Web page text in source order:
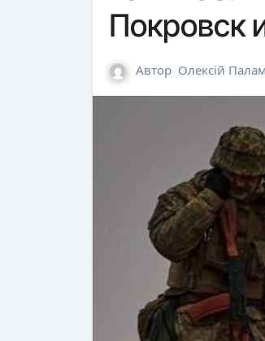
Покровск
Автор Олексій